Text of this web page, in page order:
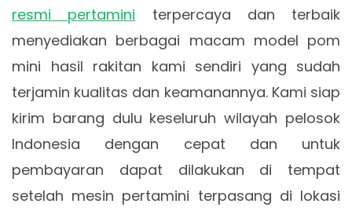
resmi pertamini terpercaya dan terbaik
menyediakan berbagai macam model pom
mini hasil rakitan kami sendiri yang sudah
terjamin kualitas dan keamanannya. Kami siap
kirim barang dulu keseluruh wilayah pelosok
Indonesia dengan cepat dan untuk
pembayaran dapat dilakukan di tempat
setelah mesin pertamini terpasang di lokasi